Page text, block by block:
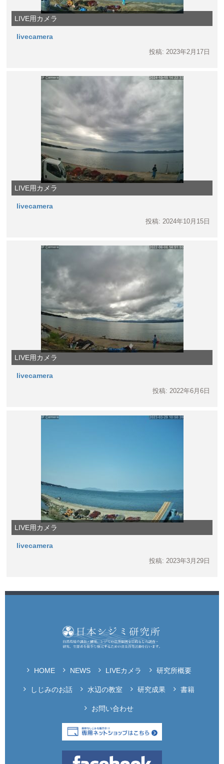
LIVE用カメラ
livecamera
投稿: 2023年2月17日
LIVE用カメラ
livecamera
投稿: 2024年10月15日
LIVE用カメラ
livecamera
投稿: 2022年6月6日
LIVE用カメラ
livecamera
投稿: 2023年3月29日
HOME NEWS LIVEカメラ 研究所概要
しじみのお話 水辺の教室 研究成果 書籍
お問い合わせ